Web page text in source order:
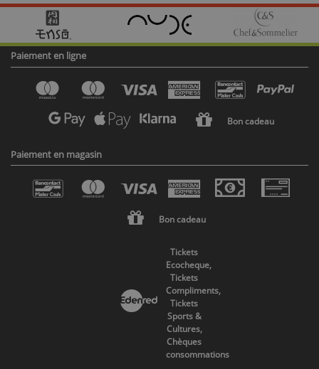
Paiement en ligne
Bon cadeau
Paiement en magasin
Bon cadeau
Tickets
Ecocheque,
Tickets
Compliments,
Tickets
Sports &
Cultures,
Chèques
consommations